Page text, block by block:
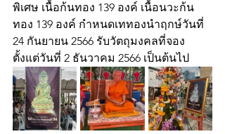
พิเศษ เนื้อก้นทอง 139 องค์ เนื้อนวะก้น
ทอง 139 องค์ กำหนดเททองนำฤกษ์วันที่
24 กันยายน 2566 รับวัตถุมงคลที่จอง
ตั้งแต่วันที่ 2 ธันวาคม 2566 เป็นต้นไป